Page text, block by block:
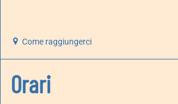
Come raggiungerci
Orari